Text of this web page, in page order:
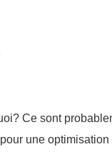
Ce sont
une optimisation